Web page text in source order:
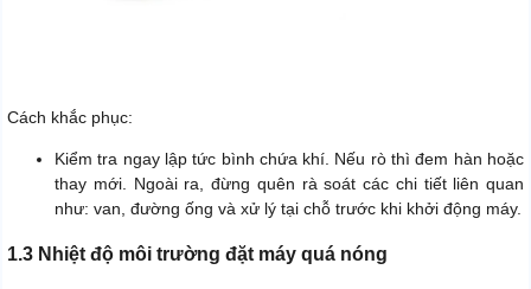
Cách khắc phục:
Kiểm tra ngay lập tức bình chứa khí. Nếu rò thì đem hàn hoặc
thay mới. Ngoài ra, đừng quên rà soát các chi tiết liên quan
như: van, đường ống và xử lý tại chỗ trước khi khởi động máy.
1.3 Nhiệt độ môi trường đặt máy quá nóng